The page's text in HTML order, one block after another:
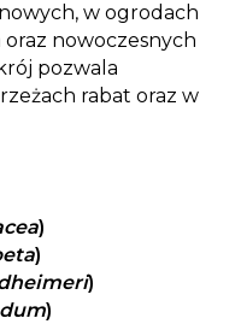
w ogrodach
nowoczesnych
pozwala
rabat oraz w
)
)
)
)